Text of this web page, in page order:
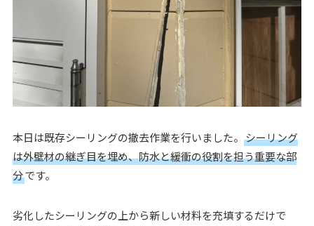
本日は既存シーリングの撤去作業を行いました。 シーリング
は外壁材の継ぎ目を埋め、防水と緩衝の役割を担う重要な部
分です。
劣化したシーリングの上から新しい材料を充填するだけで